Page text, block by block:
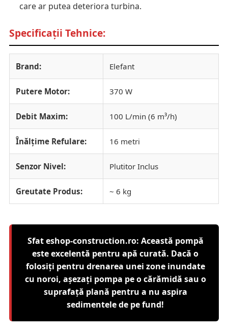
care ar putea deteriora turbina.
Specificații Tehnice:
Brand: Elefant
Putere Motor: 370 W
Debit Maxim: 100 L/min (6 m³/h)
Înălțime Refulare: 16 metri
Senzor Nivel: Plutitor Inclus
Greutate Produs: ~ 6 kg
Sfat eshop-construction.ro: Această pompă
este excelentă pentru apă curată. Dacă o
folosiți pentru drenarea unei zone inundate
cu noroi, așezați pompa pe o cărămidă sau o
suprafață plană pentru a nu aspira
sedimentele de pe fund!